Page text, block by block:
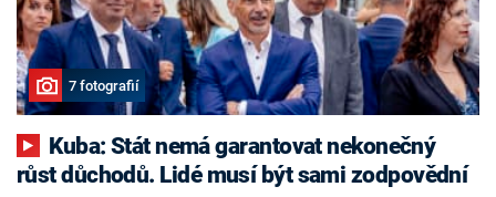
7 fotografií
růst důchodů. Lidé musí být sami zodpovědní